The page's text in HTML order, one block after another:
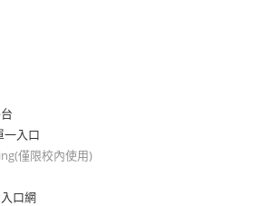
一入口
僅限校內使用)
口網